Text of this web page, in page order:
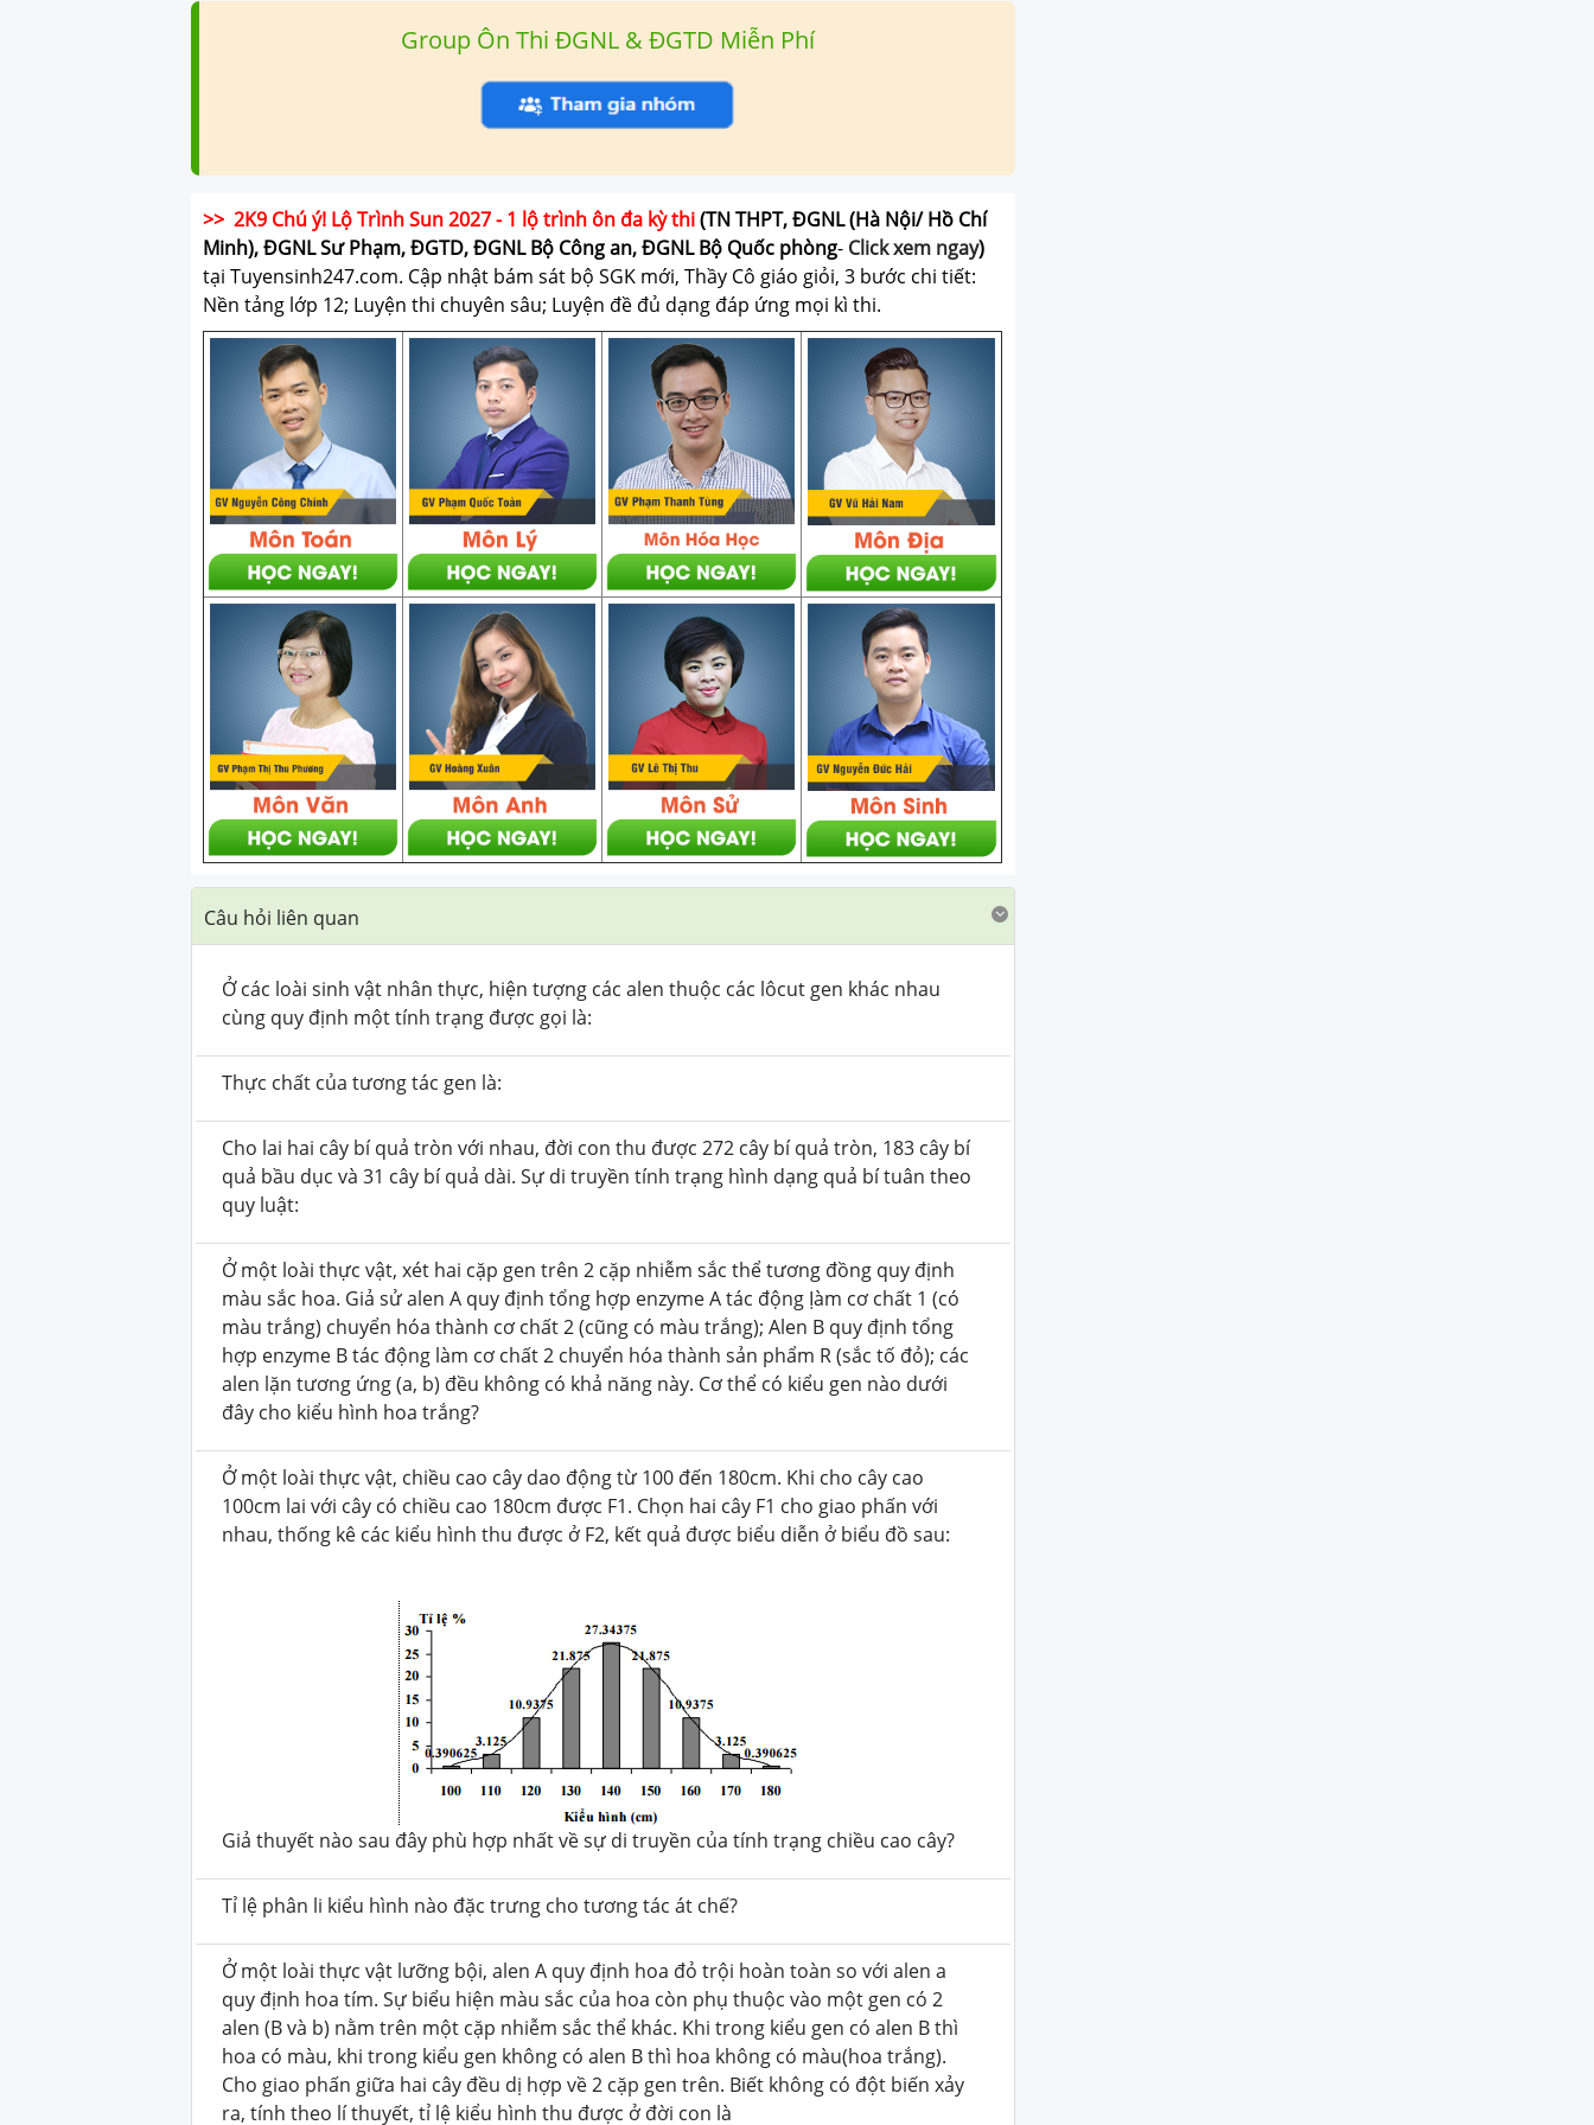
Group Ôn Thi ĐGNL & ĐGTD Miễn Phí
>> 2K9 Chú ý! Lộ Trình Sun 2027 - 1 lộ trình ôn đa kỳ thi(TN THPT, ĐGNL (Hà Nội/ Hồ Chí
Minh), ĐGNL Sư Phạm, ĐGTD, ĐGNL Bộ Công an, ĐGNL Bộ Quốc phòng- Click xem ngay)
tại Tuyensinh247.com. Cập nhật bám sát bộ SGK mới, Thầy Cô giáo giỏi, 3 bước chi tiết:
Nền tảng lớp 12; Luyện thi chuyên sâu; Luyện đề đủ dạng đáp ứng mọi kì thi.
Câu hỏi liên quan
Ở các loài sinh vật nhân thực, hiện tượng các alen thuộc các lôcut gen khác nhau
cùng quy định một tính trạng được gọi là:
Thực chất của tương tác gen là:
Cho lai hai cây bí quả tròn với nhau, đời con thu được 272 cây bí quả tròn, 183 cây bí
quả bầu dục và 31 cây bí quả dài. Sự di truyền tính trạng hình dạng quả bí tuân theo
quy luật:
Ở một loài thực vật, xét hai cặp gen trên 2 cặp nhiễm sắc thể tương đồng quy định
màu sắc hoa. Giả sử alen A quy định tổng hợp enzyme A tác động Ịàm cơ chất 1 (có
màu trắng) chuyển hóa thành cơ chất 2 (cũng có màu trắng); Alen B quy định tổng
hợp enzyme B tác động làm cơ chất 2 chuyển hóa thành sản phẩm R (sắc tố đỏ); các
alen lặn tương ứng (a, b) đều không có khả năng này. Cơ thể có kiểu gen nào dưới
đây cho kiểu hình hoa trắng?
Ở một loài thực vật, chiều cao cây dao động từ 100 đến 180cm. Khi cho cây cao
100cm lai với cây có chiều cao 180cm được F1. Chọn hai cây F1 cho giao phấn với
nhau, thống kê các kiểu hình thu được ở F2, kết quả được biểu diễn ở biểu đồ sau:
Giả thuyết nào sau đây phù hợp nhất về sự di truyền của tính trạng chiều cao cây?
Tỉ lệ phân li kiểu hình nào đặc trưng cho tương tác át chế?
Ở một loài thực vật lưỡng bội, alen A quy định hoa đỏ trội hoàn toàn so với alen a
quy định hoa tím. Sự biểu hiện màu sắc của hoa còn phụ thuộc vào một gen có 2
alen (B và b) nằm trên một cặp nhiễm sắc thể khác. Khi trong kiểu gen có alen B thì
hoa có màu, khi trong kiểu gen không có alen B thì hoa không có màu(hoa trắng).
Cho giao phấn giữa hai cây đều dị hợp về 2 cặp gen trên. Biết không có đột biến xảy
ra, tính theo lí thuyết, tỉ lệ kiểu hình thu được ở đời con là